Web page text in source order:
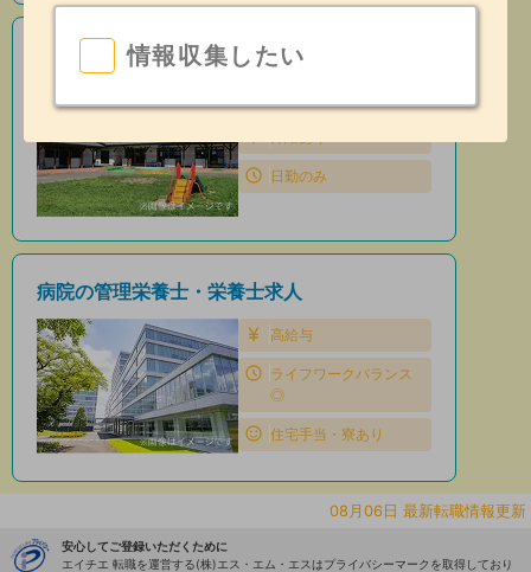
保育園の管理栄養士・栄養士求人
日勤のみ
病院の管理栄養士・栄養士求人
高給与
ライフワークバランス
◎
住宅手当・寮あり
情報収集したい
08月06日 最新転職情報更新
安心してご登録いただくために
エイチエ 転職を運営する(株)エス・エム・エスはプライバシーマークを取得しており